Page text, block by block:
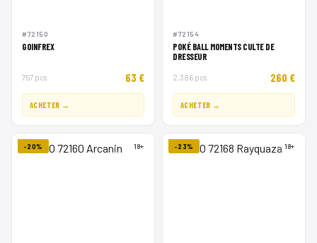
#72150
GOINFREX
757 pcs 63 €
ACHETER →
#72154
POKÉ BALL MOMENTS CULTE DE
DRESSEUR
2,386 pcs 260 €
ACHETER →
-20% 18+ -23% 18+